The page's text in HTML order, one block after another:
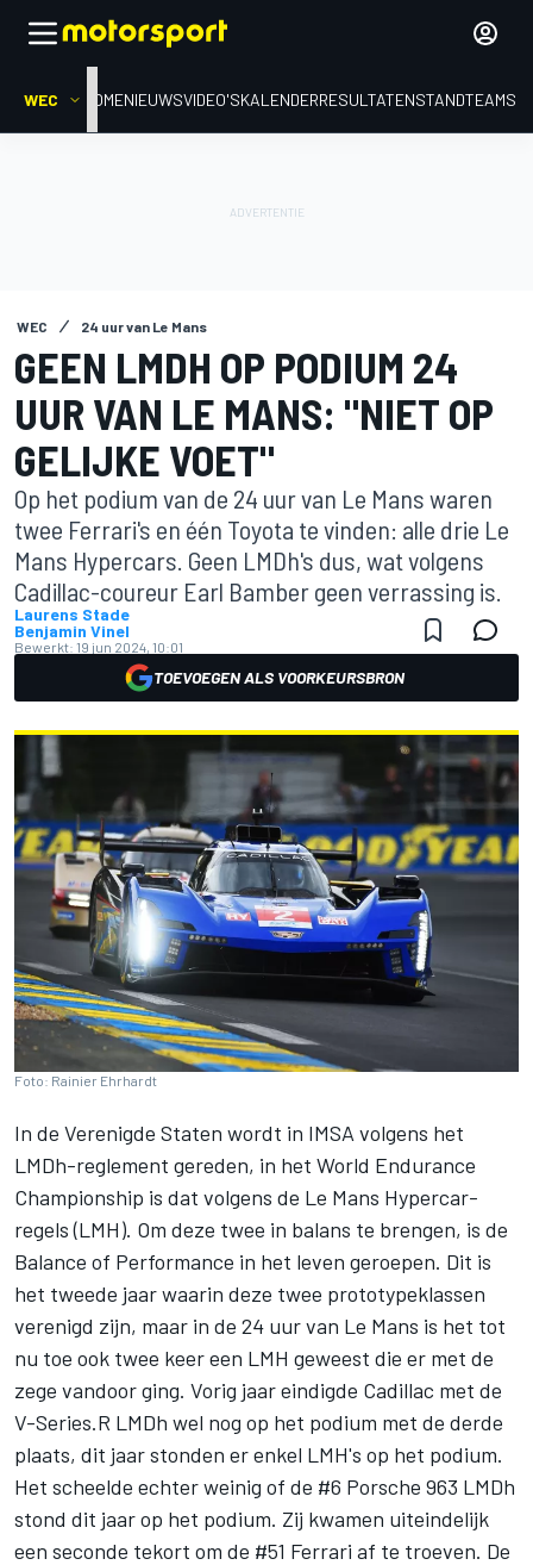
WEC HOMENIEUWSVIDEO'SKALENDERRESULTATENSTANDTEAMS
WEC 24 uur van Le Mans
GEEN LMDH OP PODIUM 24
UUR VAN LE MANS: "NIET OP
GELIJKE VOET"
Op het podium van de 24 uur van Le Mans waren
twee Ferrari's en één Toyota te vinden: alle drie Le
Mans Hypercars. Geen LMDh's dus, wat volgens
Cadillac-coureur Earl Bamber geen verrassing is.
Laurens Stade
Benjamin Vinel
Bewerkt: 19 jun 2024, 10:01
TOEVOEGEN ALS VOORKEURSBRON
Foto: Rainier Ehrhardt
In de Verenigde Staten wordt in IMSA volgens het
LMDh-reglement gereden, in het World Endurance
Championship is dat volgens de Le Mans Hypercar-
regels (LMH). Om deze twee in balans te brengen, is de
Balance of Performance in het leven geroepen. Dit is
het tweede jaar waarin deze twee prototypeklassen
verenigd zijn, maar in de 24 uur van Le Mans is het tot
nu toe ook twee keer een LMH geweest die er met de
zege vandoor ging. Vorig jaar eindigde Cadillac met de
V-Series.R LMDh wel nog op het podium met de derde
plaats, dit jaar stonden er enkel LMH's op het podium.
Het scheelde echter weinig of de #6 Porsche 963 LMDh
stond dit jaar op het podium. Zij kwamen uiteindelijk
een seconde tekort om de #51 Ferrari af te troeven. De